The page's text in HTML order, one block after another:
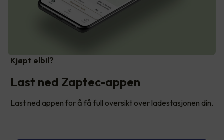
Kjøpt elbil?
Last ned Zaptec-appen
Last ned appen for å få full oversikt over ladestasjonen din.